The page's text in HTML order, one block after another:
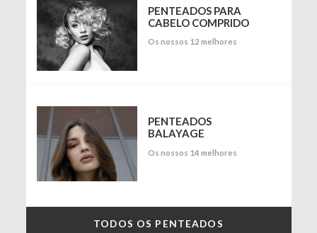
PENTEADOS PARA
CABELO COMPRIDO
Os nossos 12 melhores
PENTEADOS
BALAYAGE
Os nossos 14 melhores
TODOS OS PENTEADOS